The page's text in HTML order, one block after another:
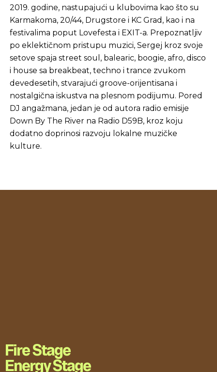
2019. godine, nastupajući u klubovima kao što su
Karmakoma, 20/44, Drugstore i KC Grad, kao i na
festivalima poput Lovefesta i EXIT-a. Prepoznatljiv
po eklektičnom pristupu muzici, Sergej kroz svoje
setove spaja street soul, balearic, boogie, afro, disco
i house sa breakbeat, techno i trance zvukom
devedesetih, stvarajući groove-orijentisana i
nostalgična iskustva na plesnom podijumu. Pored
DJ angažmana, jedan je od autora radio emisije
Down By The River na Radio D59B, kroz koju
dodatno doprinosi razvoju lokalne muzičke
kulture.
Fire Stage
Energy Stage